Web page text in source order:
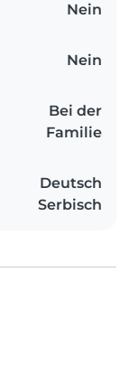
Nein
Nein
Bei der
Familie
Deutsch
Serbisch